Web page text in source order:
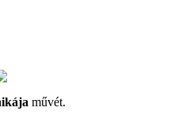
művét.